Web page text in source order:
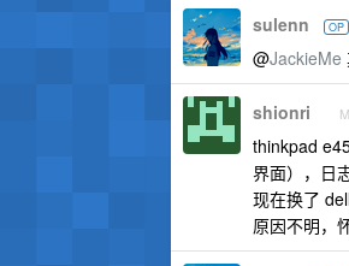
sulenn OP
@JackieMe
shionri
thinkpad
界面），日
现在换了
原因不明，